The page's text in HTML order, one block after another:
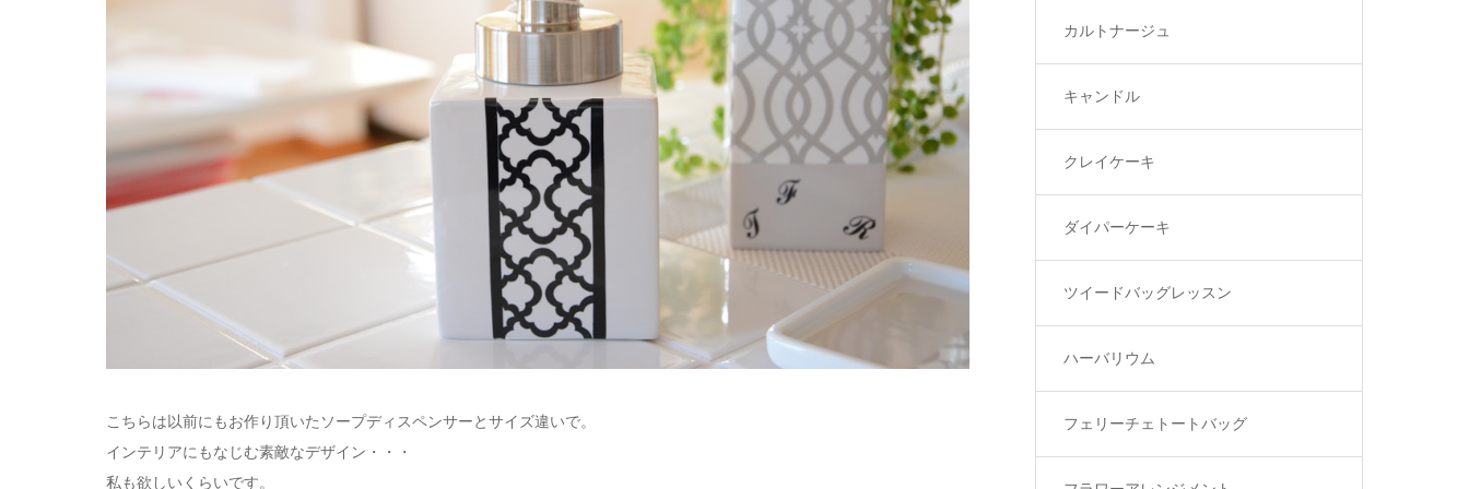
こちらは以前にもお作り頂いたソープディスペンサーとサイズ違いで。
インテリアにもなじむ素敵なデザイン・・・
私も欲しいくらいです。
カルトナージュ
キャンドル
クレイケーキ
ダイパーケーキ
ツイードバッグレッスン
ハーバリウム
フェリーチェトートバッグ